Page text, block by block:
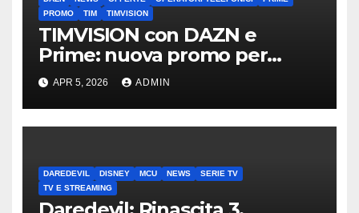
PROMO
TIM TIMVISION
TIMVISION con DAZN e
Prime: nuova promo per
clienti TIM
APR 5, 2026 ADMIN
DAREDEVIL DISNEY MCU NEWS
SERIE TV
TV E STREAMING